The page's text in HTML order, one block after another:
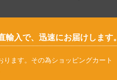
入で、迅速にお届けします。
ます。その為ショッピングカート